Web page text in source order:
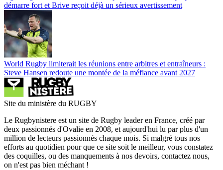
démarre fort et Brive reçoit déjà un sérieux avertissement
World Rugby limiterait les réunions entre arbitres et entraîneurs :
Steve Hansen redoute une montée de la méfiance avant 2027
Site du ministère du RUGBY
Le Rugbynistere est un site de Rugby leader en France, créé par
deux passionnés d'Ovalie en 2008, et aujourd'hui lu par plus d'un
million de lecteurs passionnés chaque mois. Si malgré tous nos
efforts au quotidien pour que ce site soit le meilleur, vous constatez
des coquilles, ou des manquements à nos devoirs, contactez nous,
on n'est pas bien méchant !